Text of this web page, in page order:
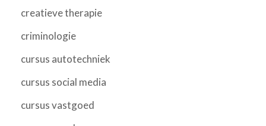
creatieve therapie
criminologie
cursus autotechniek
cursus social media
cursus vastgoed